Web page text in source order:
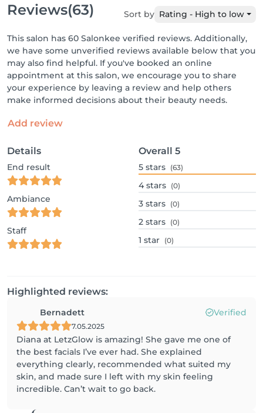
Reviews(63) Sort by Rating - High to low
This salon has 60 Salonkee verified reviews. Additionally,
we have some unverified reviews available below that you
may also find helpful. If you've booked an online
appointment at this salon, we encourage you to share
your experience by leaving a review and help others
make informed decisions about their beauty needs.
Add review
Details
End result
Ambiance
Staff
Overall 5
5 stars (63)
4 stars (0)
3 stars (0)
2 stars (0)
1 star (0)
Highlighted reviews:
Bernadett Verified
7.05.2025
Diana at LetzGlow is amazing! She gave me one of
the best facials I’ve ever had. She explained
everything clearly, recommended what suited my
skin, and made sure I left with my skin feeling
incredible. Can’t wait to go back.